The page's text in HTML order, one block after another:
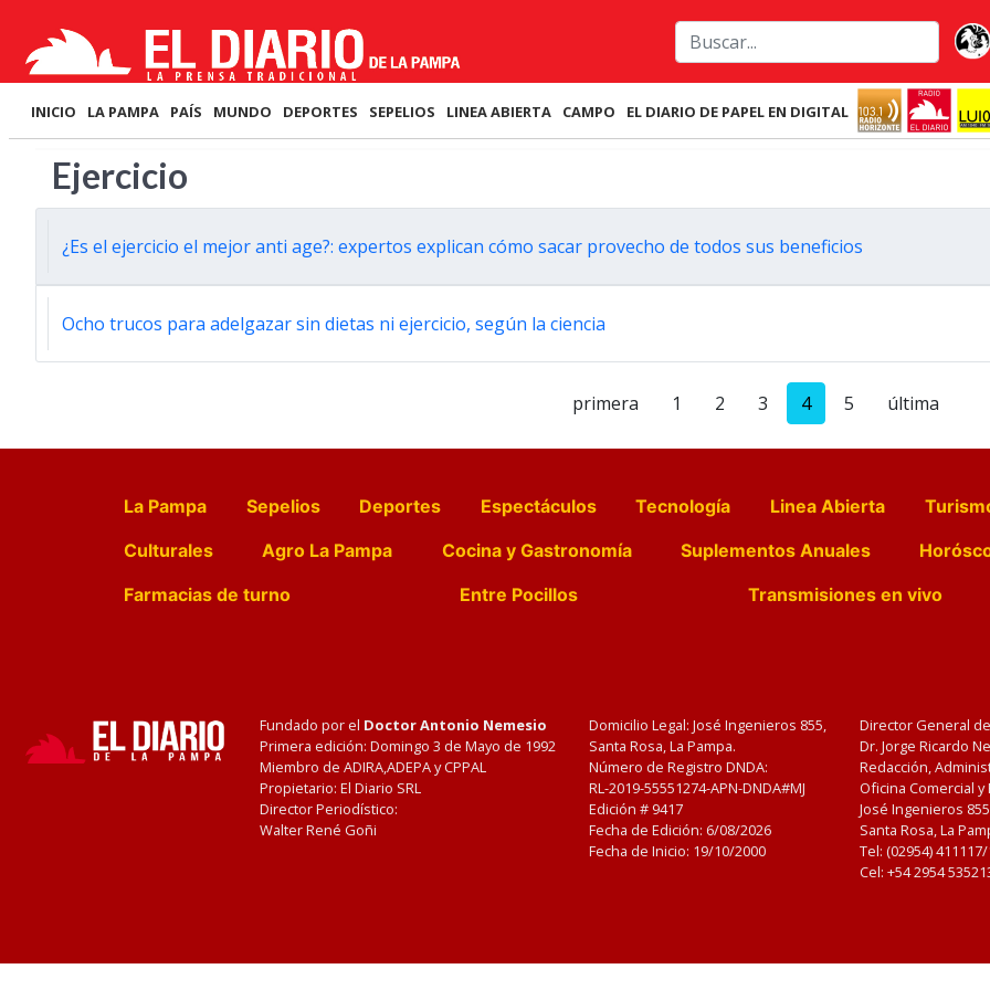
INICIO LA PAMPA PAÍS MUNDO DEPORTES SEPELIOS LINEA ABIERTA CAMPO EL DIARIO DE PAPEL EN DIGITAL
Ejercicio
¿Es el ejercicio el mejor anti age?: expertos explican cómo sacar provecho de todos sus beneficios
Ocho trucos para adelgazar sin dietas ni ejercicio, según la ciencia
primera 1 2 3 4 5 última
La Pampa Sepelios Deportes Espectáculos Tecnología Linea Abierta
Culturales
Agro La Pampa Cocina y Gastronomía Suplementos Anuales
Farmacias de turno
Entre Pocillos Transmisiones en vivo
Fundado por el Doctor Antonio Nemesio
Primera edición: Domingo 3 de Mayo de 1992
Miembro de ADIRA,ADEPA y CPPAL
Propietario: El Diario SRL
Director Periodístico:
Walter René Goñi
Domicilio Legal: José Ingenieros 855,
Santa Rosa, La Pampa.
Número de Registro DNDA:
RL-2019-55551274-APN-DNDA#MJ
Edición # 9417
Fecha de Edición: 6/08/2026
Fecha de Inicio: 19/10/2000
Director General
Dr. Jorge Ricardo
Redacción,
Oficina Comercial
José Ingenieros
Santa Rosa, La
Tel: (02954)
Cel: +54 2954